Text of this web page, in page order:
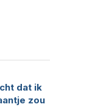
dat ik
zou